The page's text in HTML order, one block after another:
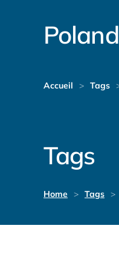
Poland
Accueil Tags
Tags
Home Tags